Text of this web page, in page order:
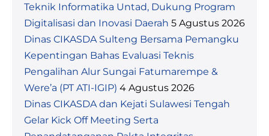
Teknik Informatika Untad, Dukung Program
Digitalisasi dan Inovasi Daerah 5 Agustus 2026
Dinas CIKASDA Sulteng Bersama Pemangku
Kepentingan Bahas Evaluasi Teknis
Pengalihan Alur Sungai Fatumarempe &
Were’a (PT ATI-IGIP) 4 Agustus 2026
Dinas CIKASDA dan Kejati Sulawesi Tengah
Gelar Kick Off Meeting Serta